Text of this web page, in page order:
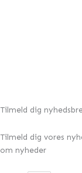
Tilmeld dig
Tilmeld dig vores
om nyheder